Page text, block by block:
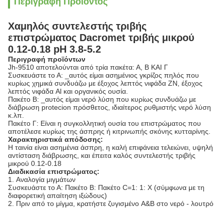
Χαμηλός συντελεστής τριβής
επιστρώματος Dacromet τριβής μικρού
0.12-0.18 pH 3.8-5.2
Περιγραφή προϊόντων
Jh-9510 αποτελούνται από τρία πακέτα: Α, Β ΚΑΙ Γ
Συσκευάστε το Α: _αυτός είμαι ασημένιος γκρίζος πηλός που
κυρίως χημικά συνδυάζω με έξοχος λεπτός νιφάδα ZN, έξοχος
λεπτός νιφάδα Al και οργανικός ουσία.
Πακέτο Β: _αυτός είμαι νερό λύση που κυρίως συνδυάζω με
διάβρωση protecion πρόσθετος, ιδιαίτερος ρυθμιστής νερό λύση
κ.λπ.
Πακέτο Γ: Είναι η συγκολλητική ουσία του επιστρώματος που
αποτέλεσε κυρίως της άσπρης ή κιτρινωπής σκόνης κυτταρίνης.
Χαρακτηριστικά απόδοσης:
Η ταινία είναι ασημένια άσπρη, η καλή επιφάνεια τελειώνει, υψηλή
αντίσταση διάβρωσης, και έπειτα καλός συντελεστής τριβής
μικρού 0.12-0.18
Διαδικασία επιστρώματος:
1. Αναλογία μιγμάτων
Συσκευάστε το Α: Πακέτο Β: Πακέτο C=1: 1: Χ (σύμφωνα με τη
διαφορετική απαίτηση ιξώδους)
2. Πριν από το μίγμα, κρατήστε ζυγισμένο A&B στο νερό - λουτρό